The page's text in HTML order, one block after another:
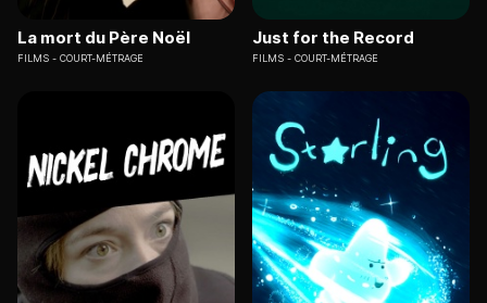
La mort du Père Noël
FILMS COURT-MÉTRAGE
Just for the Record
FILMS COURT-MÉTRAGE